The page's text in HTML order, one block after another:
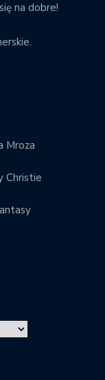
na dobre!
Mroza
Christie